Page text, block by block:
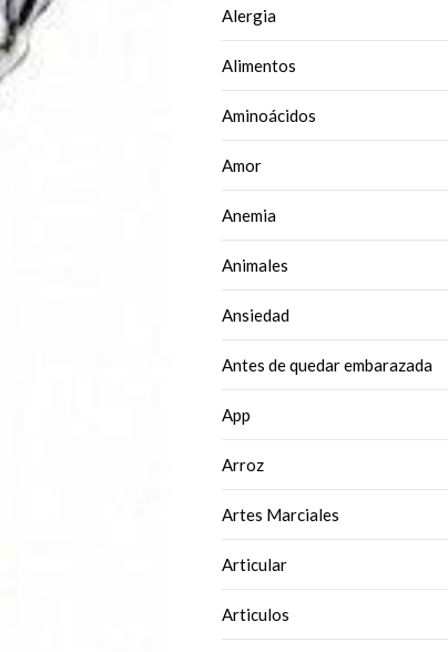
Alergia
Alimentos
Aminoácidos
Amor
Anemia
Animales
Ansiedad
Antes de quedar embarazada
App
Arroz
Artes Marciales
Articular
Articulos